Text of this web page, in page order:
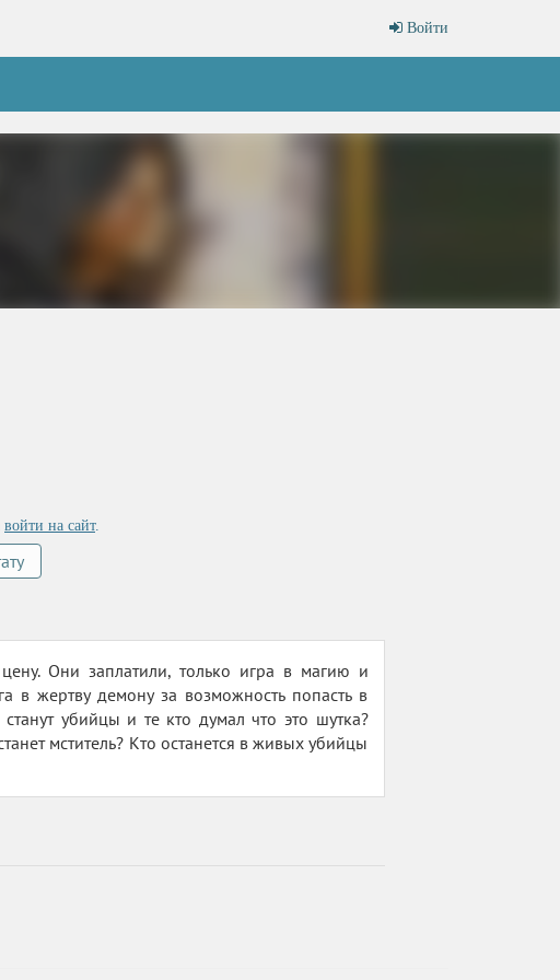
Войти
войти на сайт.
Они заплатили, только игра в магию и
в жертву демону за возможность попасть в
убийцы и те кто думал что это шутка?
мститель? Кто останется в живых убийцы